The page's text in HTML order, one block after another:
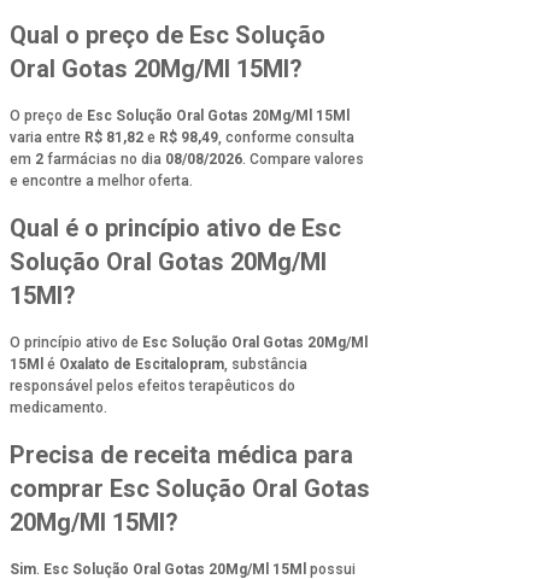
Qual o preço de Esc Solução
Oral Gotas 20Mg/Ml 15Ml?
O preço de Esc Solução Oral Gotas 20Mg/Ml 15Ml
varia entre R$ 81,82 e R$ 98,49, conforme consulta
em 2 farmácias no dia 08/08/2026. Compare valores
e encontre a melhor oferta.
Qual é o princípio ativo de Esc
Solução Oral Gotas 20Mg/Ml
15Ml?
O princípio ativo de Esc Solução Oral Gotas 20Mg/Ml
15Ml é Oxalato de Escitalopram, substância
responsável pelos efeitos terapêuticos do
medicamento.
Precisa de receita médica para
comprar Esc Solução Oral Gotas
20Mg/Ml 15Ml?
Sim. Esc Solução Oral Gotas 20Mg/Ml 15Ml possui